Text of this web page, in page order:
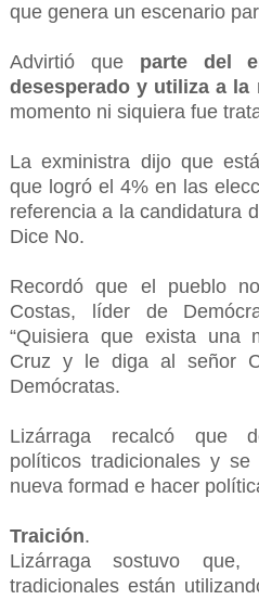
que genera un escenario
Advirtió que parte del
desesperado y utiliza a la
momento ni siquiera fue
La exministra dijo que
que logró el 4% en las
referencia a la candidatura
Dice No.
Recordó que el pueblo
Costas, líder de
“Quisiera que exista una
Cruz y le diga al señor
Demócratas.
Lizárraga recalcó que
políticos tradicionales y
nueva formad e hacer
Traición.
Lizárraga sostuvo
tradicionales están